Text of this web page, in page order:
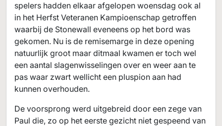
spelers hadden elkaar afgelopen woensdag ook al
in het Herfst Veteranen Kampioenschap getroffen
waarbij de Stonewall eveneens op het bord was
gekomen. Nu is de remisemarge in deze opening
natuurlijk groot maar ditmaal kwamen er toch wel
een aantal slagenwisselingen over en weer aan te
pas waar zwart wellicht een pluspion aan had
kunnen overhouden.
De voorsprong werd uitgebreid door een zege van
Paul die, zo op het eerste gezicht niet gespeend van